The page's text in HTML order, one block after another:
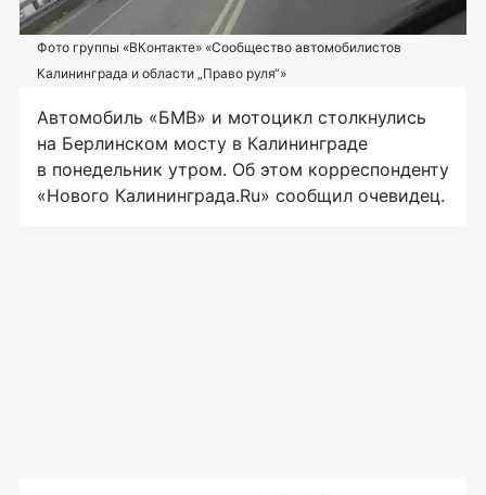
Фото группы «ВКонтакте» «Сообщество автомобилистов
Калининграда и области „Право руля“»
Автомобиль «БМВ» и мотоцикл столкнулись
на Берлинском мосту в Калининграде
в понедельник утром. Об этом корреспонденту
«Нового Калининграда.Ru» сообщил очевидец.